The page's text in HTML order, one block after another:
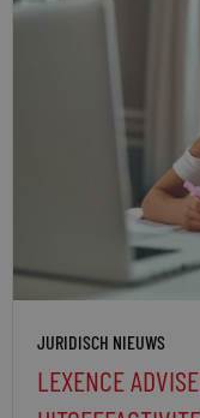
JURIDISCH NIEUWS
LEXENCE